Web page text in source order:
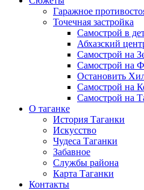
Гаражное
Точечная застройка
Самострой в
Абхазский
Самострой на
Самострой на
Остановить
Самострой на
Самострой на
О таганке
История Таганки
Искусство
Чудеса Таганки
Забавное
Службы района
Карта Таганки
Контакты